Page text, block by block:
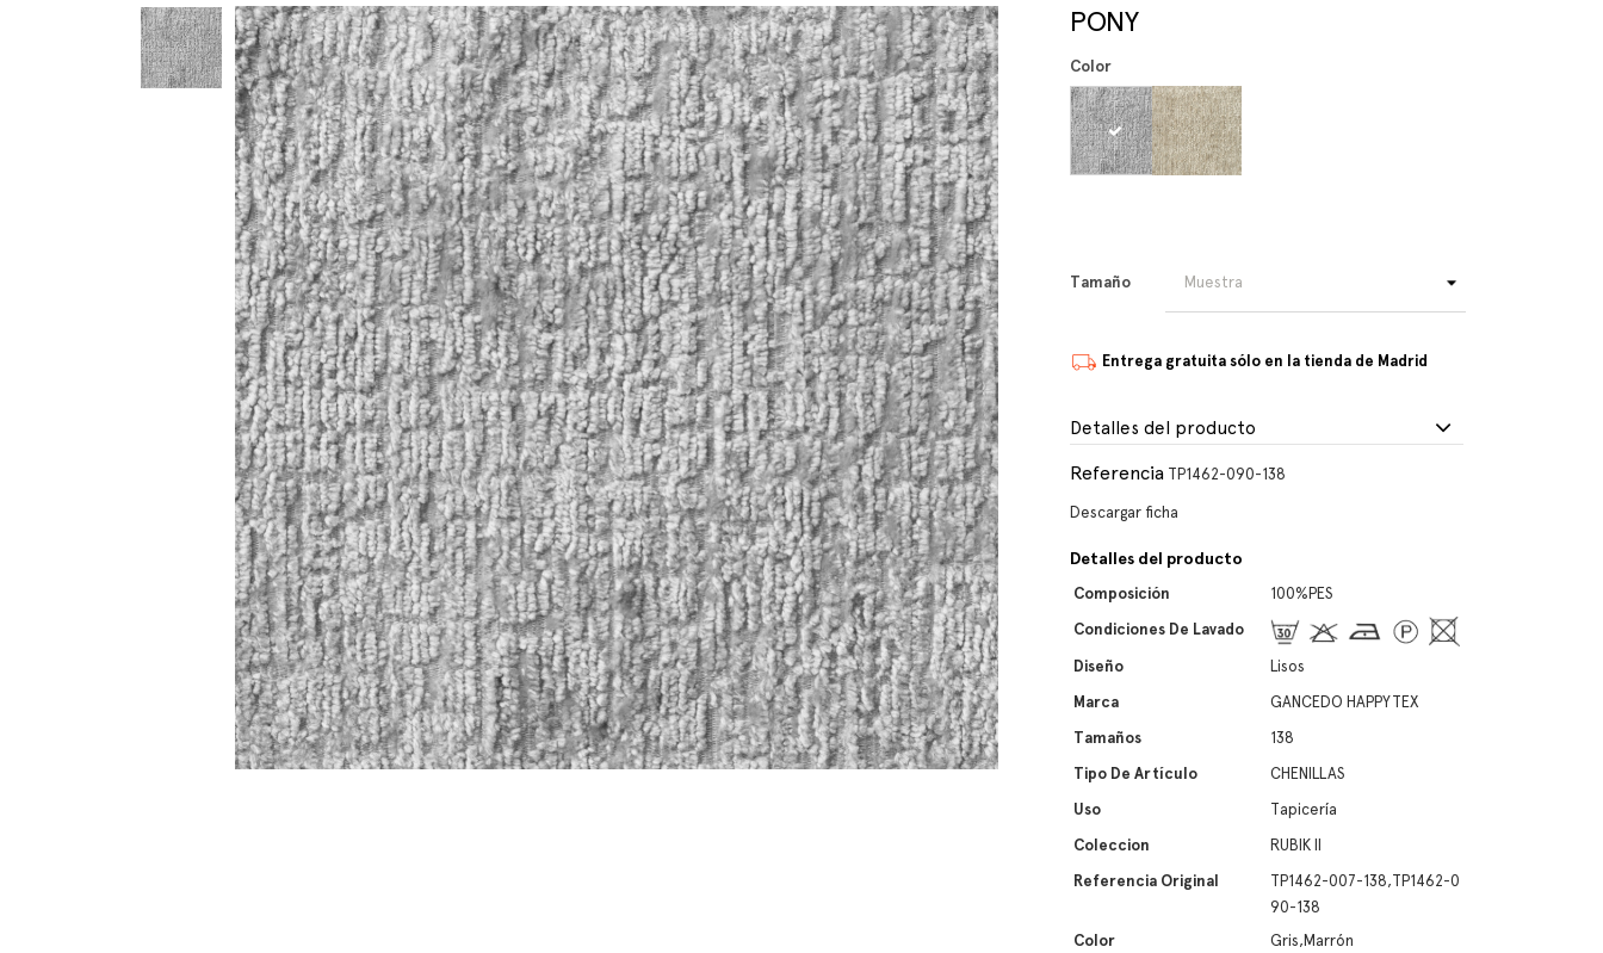
PONY
Color
Tamaño
Entrega gratuita sólo en la tienda de Madrid
Detalles del producto
Referencia TP1462-090-138
Descargar ficha
Detalles del producto
Composición
100%PES
Condiciones De Lavado
Diseño
Lisos
Marca
GANCEDO HAPPYTEX
Tamaños
138
Tipo De Artículo
CHENILLAS
Uso
Tapicería
Coleccion
RUBIK II
Referencia Original
TP1462-007-138,TP1462-0
90-138
Color
Gris,Marrón